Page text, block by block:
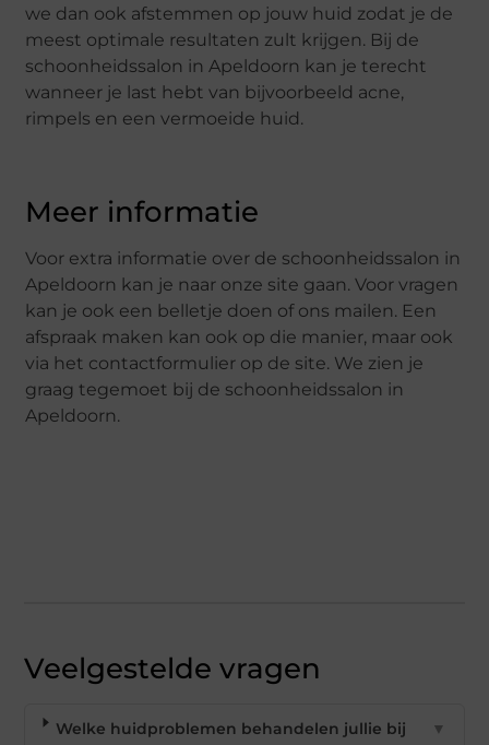
we dan ook afstemmen op jouw huid zodat je de
meest optimale resultaten zult krijgen. Bij de
schoonheidssalon in Apeldoorn kan je terecht
wanneer je last hebt van bijvoorbeeld acne,
rimpels en een vermoeide huid.
Meer informatie
Voor extra informatie over de schoonheidssalon in
Apeldoorn kan je naar onze site gaan. Voor vragen
kan je ook een belletje doen of ons mailen. Een
afspraak maken kan ook op die manier, maar ook
via het contactformulier op de site. We zien je
graag tegemoet bij de schoonheidssalon in
Apeldoorn.
Veelgestelde vragen
Welke huidproblemen behandelen jullie bij
▼